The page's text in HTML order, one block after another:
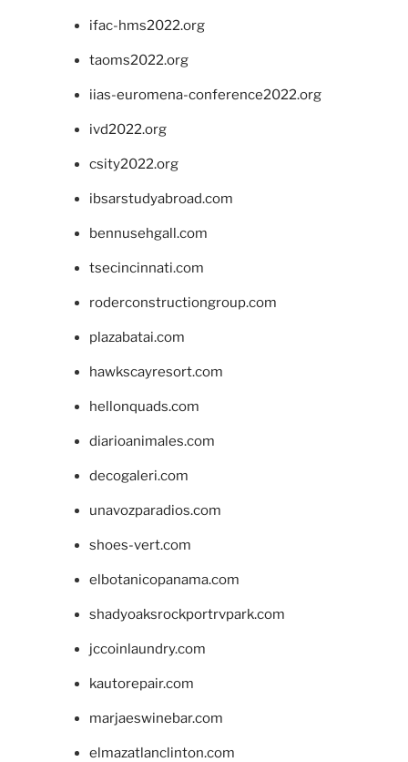
ifac-hms2022.org
taoms2022.org
iias-euromena-conference2022.org
ivd2022.org
csity2022.org
ibsarstudyabroad.com
bennusehgall.com
tsecincinnati.com
roderconstructiongroup.com
plazabatai.com
hawkscayresort.com
hellonquads.com
diarioanimales.com
decogaleri.com
unavozparadios.com
shoes-vert.com
elbotanicopanama.com
shadyoaksrockportrvpark.com
jccoinlaundry.com
kautorepair.com
marjaeswinebar.com
elmazatlanclinton.com